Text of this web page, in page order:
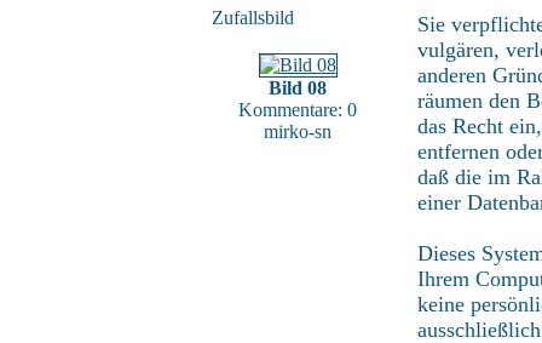
Zufallsbild
Bild 08
Kommentare: 0
mirko-sn
Sie
vulgären,
anderen
räumen den
das Recht
entfernen
daß die im
einer
Dieses
Ihrem
keine